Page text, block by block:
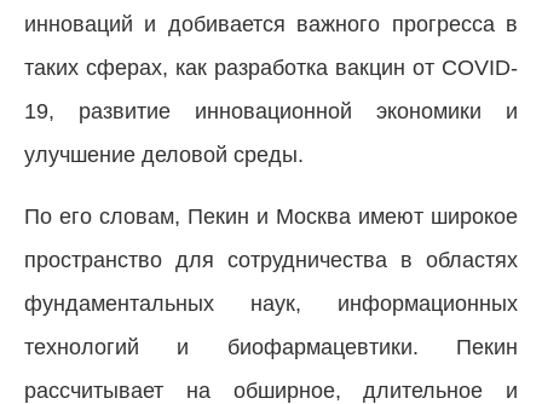
инноваций и добивается важного прогресса в
таких сферах, как разработка вакцин от COVID-
19, развитие инновационной экономики и
улучшение деловой среды.
По его словам, Пекин и Москва имеют широкое
пространство для сотрудничества в областях
фундаментальных наук, информационных
технологий и биофармацевтики. Пекин
рассчитывает на обширное, длительное и